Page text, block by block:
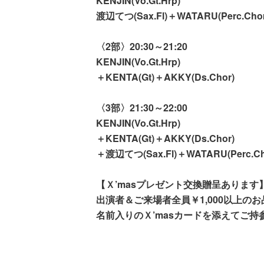
渡辺てつ(Sax.Fl)＋
〈2部〉20:30～21:20
KENJIN(Vo.Gt.Hrp)
＋KENTA(Gt)＋AKKY(Ds.Chor)
〈3部〉21:30～22:00
KENJIN(Vo.Gt.Hrp)
＋KENTA(Gt)＋AKKY(Ds.Chor)
＋渡辺てつ(Sax.Fl)＋
【Ｘ’masプレゼント交換贈呈あります】
出演者＆ご来場者全員￥1,000以上のお
名前入りのＸ’masカードを添えてご持